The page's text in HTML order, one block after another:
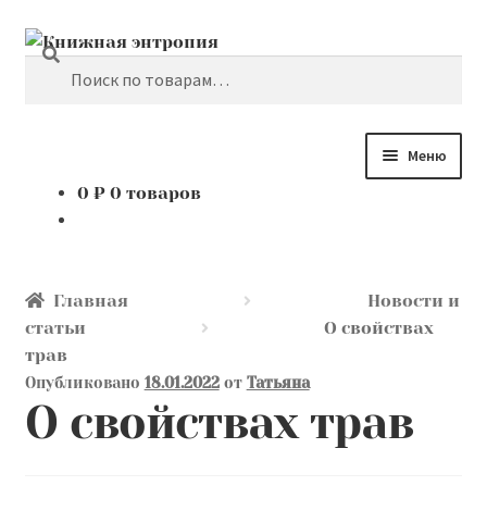
Перейти
Перейти
Искать:
Поиск
Меню
Доставка и оплата
Мы покупаем
О нас
0 ₽ 0 товаров
Главная
Новости и
статьи
О свойствах
трав
Опубликовано 18.01.2022 от Татьяна
О свойствах трав